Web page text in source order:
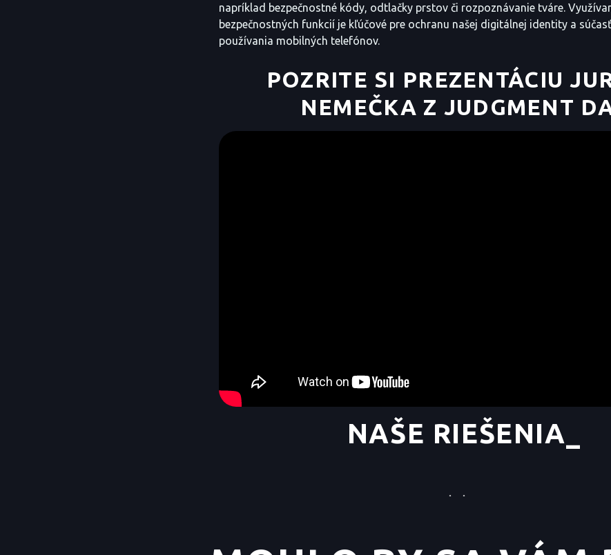
napríklad bezpečnostné kódy, odtlačky prstov či rozpoznávanie tváre.
bezpečnostných funkcií je kľúčové pre ochranu našej digitálnej identity a
používania mobilných telefónov.
POZRITE SI PREZENTÁCIU
NEMEČKA Z JUDGMENT
NAŠE RIEŠENIA